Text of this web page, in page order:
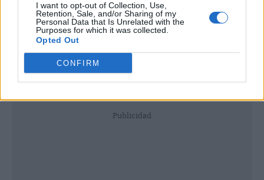
I want to opt-out of Collection, Use,
Retention, Sale, and/or Sharing of my
Personal Data that Is Unrelated with the
Purposes for which it was collected.
Opted Out
CONFIRM
Publicidad